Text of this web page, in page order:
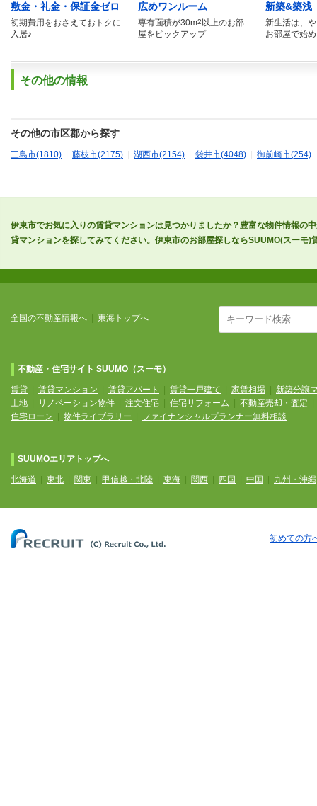
敷金・礼金・保証金ゼロ
初期費用をおさえておトクに
入居♪
広めワンルーム
専有面積が30m2 以上のお部
屋をピックアップ
新築&築浅
新生活は、
お部屋で始
その他の情報
その他の市区郡から探す
三島市(1810) 藤枝市(2175) 湖西市(2154) 袋井市(4048) 御前崎市(254)
伊東市でお気に入りの賃貸マンションは見つかりましたか？豊富な物件情報の
貸マンションを探してみてください。伊東市のお部屋探しならSUUMO(スーモ)
全国の不動産情報へ 東海トップへ
不動産・住宅サイト SUUMO（スーモ）
賃貸 賃貸マンション 賃貸アパート 賃貸一戸建て 家賃相場
新築分譲
土地
リノベーション物件 注文住宅 住宅リフォーム 不動産売却・査定
住宅ローン
物件ライブラリー ファイナンシャルプランナー無料相談
SUUMOエリアトップへ
北海道 東北 関東 甲信越・北陸 東海 関西 四国 中国 九州・沖縄
初めての方